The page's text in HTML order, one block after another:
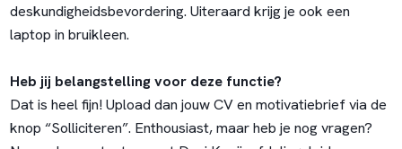
deskundigheidsbevordering. Uiteraard krijg je ook een
laptop in bruikleen.
Heb jij belangstelling voor deze functie?
Dat is heel fijn! Upload dan jouw CV en motivatiebrief via de
knop “Solliciteren”. Enthousiast, maar heb je nog vragen?